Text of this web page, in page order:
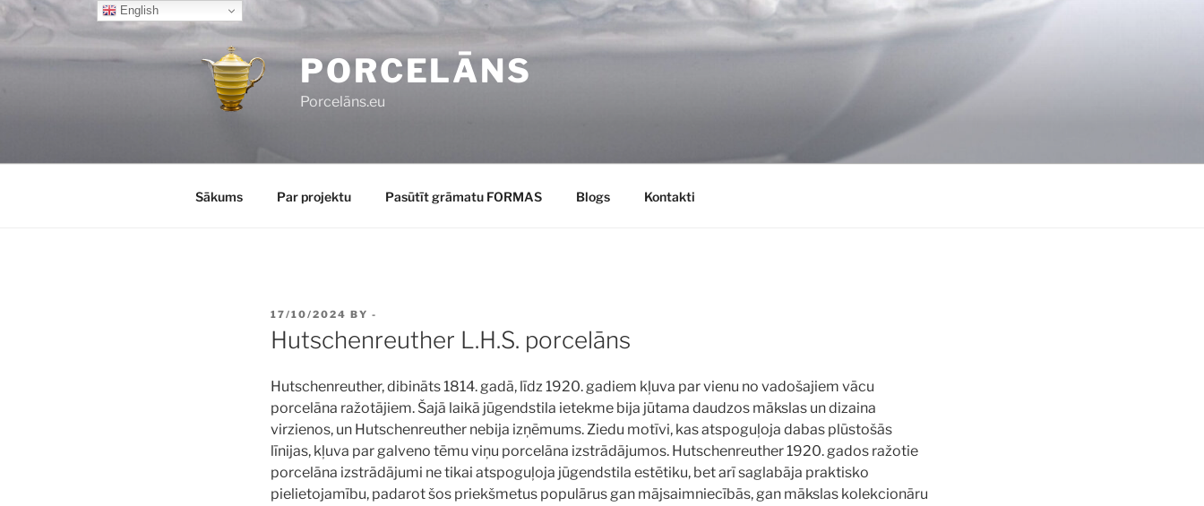
Skip
content
PORCELĀNS
Porcelāns.eu
Sākums Par projektu Pasūtīt grāmatu FORMAS Blogs Kontakti
POSTED
ON
17/10/2024 BY -
Hutschenreuther L.H.S. porcelāns
Hutschenreuther, dibināts 1814. gadā, līdz 1920. gadiem kļuva par vienu no vadošajiem vācu
porcelāna ražotājiem. Šajā laikā jūgendstila ietekme bija jūtama daudzos mākslas un dizaina
virzienos, un Hutschenreuther nebija izņēmums. Ziedu motīvi, kas atspoguļoja dabas plūstošās
līnijas, kļuva par galveno tēmu viņu porcelāna izstrādājumos. Hutschenreuther 1920. gados ražotie
porcelāna izstrādājumi ne tikai atspoguļoja jūgendstila estētiku, bet arī saglabāja praktisko
pielietojamību, padarot šos priekšmetus populārus gan mājsaimniecībās, gan mākslas kolekcionāru
English